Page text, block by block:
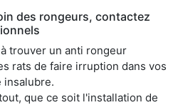
des rongeurs, contactez
trouver un anti rongeur
rats de faire irruption dans vos
insalubre.
que ce soit l'installation de